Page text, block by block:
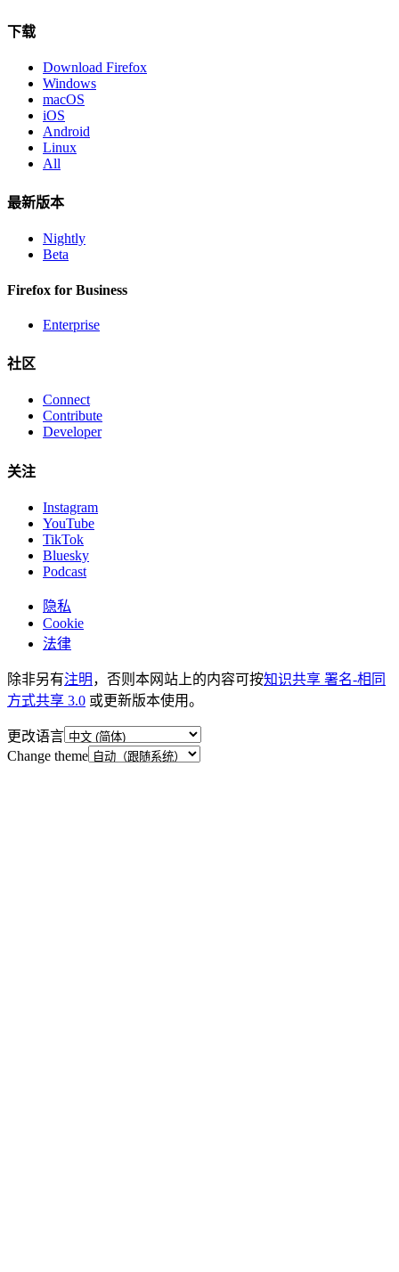
下载
Download Firefox
Windows
macOS
iOS
Android
Linux
All
最新版本
Nightly
Beta
Firefox for Business
Enterprise
社区
Connect
Contribute
Developer
关注
Instagram
YouTube
TikTok
Bluesky
Podcast
隐私
Cookie
法律
除非另有注明 ，否则本网站上的内容可按知识共享 署名-相同
方式共享 3.0 或更新版本使用。
更改语言
Change theme